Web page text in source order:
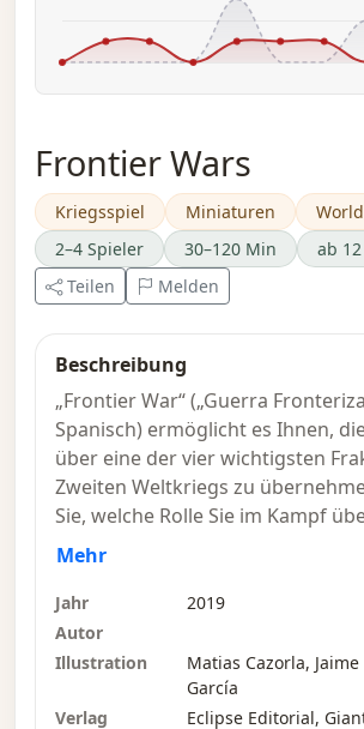
Frontier Wars
Kriegsspiel Miniaturen
2–4 Spieler
30–120 Min
ab 12
Teilen
Melden
Beschreibung
„Frontier War“ („Guerra
Spanisch) ermöglicht es Ihnen,
über eine der vier wichtigsten
Zweiten Weltkriegs zu
Sie, welche Rolle Sie im Kampf
möchten: Vereinigte Staaten,
Spielen für 2 bis 4 Spieler. Stellen
Schlachten des größten
der Geschichte nach.
Lernen Sie, Ihre Ressourcen zu
führen Sie mutige taktische
Mehr
Jahr
2019
Autor
Illustration
Matias Cazorla, Jaime
García
Verlag
Eclipse Editorial,